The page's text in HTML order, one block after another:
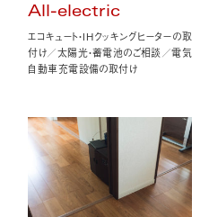
All-electric
エコキュート・IHクッキングヒーターの取
付け／太陽光・蓄電池のご相談／電気
自動車充電設備の取付け